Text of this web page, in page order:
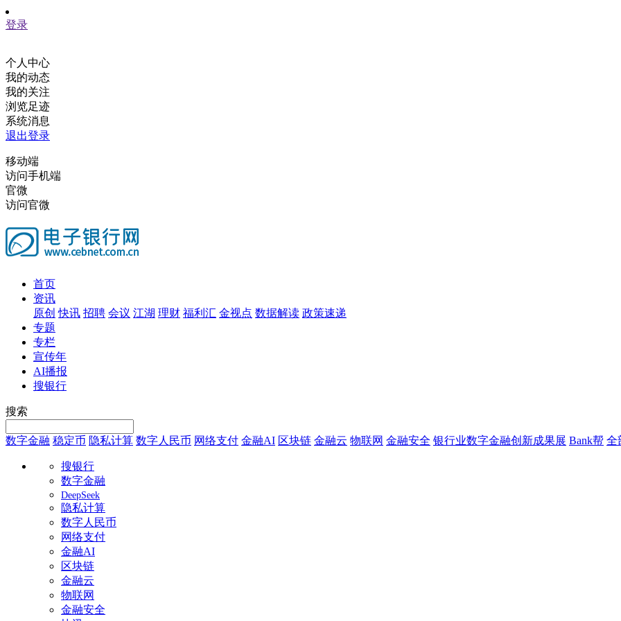
登录
个人中心
我的动态
我的关注
浏览足迹
系统消息
退出登录
移动端
访问手机端
官微
访问官微
首页
资讯
原创 快讯 招聘 会议 江湖 理财 福利汇 金视点 数据解读 政策速递
专题
专栏
宣传年
AI播报
搜银行
搜索
数字金融 稳定币 隐私计算 数字人民币 网络支付 金融AI 区块链 金融云 物联网 金融安全 银行业数字金融创新成果展 Bank帮 全
搜银行
数字金融
DeepSeek
隐私计算
数字人民币
网络支付
金融AI
区块链
金融云
物联网
金融安全